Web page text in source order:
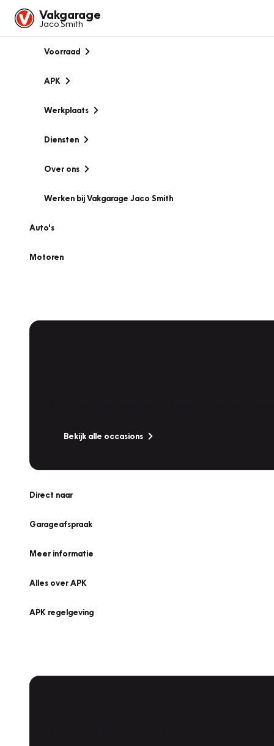
Vakgarage
Jaco Smith
Voorraad
APK
Werkplaats
Diensten
Over ons
Werken bij Vakgarage Jaco Smith
Auto's
Motoren
Bekijk alle occasions
Direct naar
Garageafspraak
Meer informatie
Alles over APK
APK regelgeving